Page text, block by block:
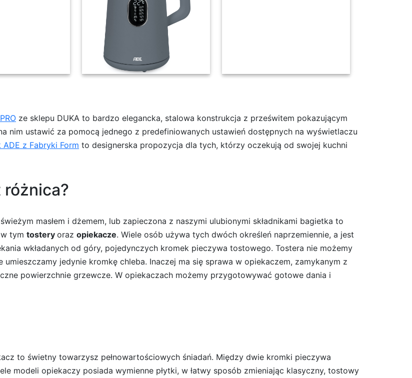
ADE 1,5 l szary
ze sklepu DUKA to bardzo elegancka, stalowa konstrukcja z prześwitem pokazującym
nim ustawić za pomocą jednego z predefiniowanych ustawień dostępnych na wyświetlaczu
ADE z Fabryki Form to designerska propozycja dla tych, którzy oczekują od swojej kuchni
masłem i dżemem, lub zapieczona z naszymi ulubionymi składnikami bagietka to
tym tostery oraz opiekacze. Wiele osób używa tych dwóch określeń naprzemiennie, a jest
wkładanych od góry, pojedynczych kromek pieczywa tostowego. Tostera nie możemy
jedynie kromkę chleba. Inaczej ma się sprawa w opiekaczem, zamykanym z
powierzchnie grzewcze. W opiekaczach możemy przygotowywać gotowe dania i
to świetny towarzysz pełnowartościowych śniadań. Między dwie kromki pieczywa
modeli opiekaczy posiada wymienne płytki, w łatwy sposób zmieniając klasyczny, tostowy